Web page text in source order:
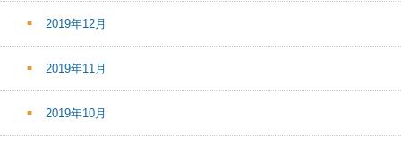
2019年12月
2019年11月
2019年10月